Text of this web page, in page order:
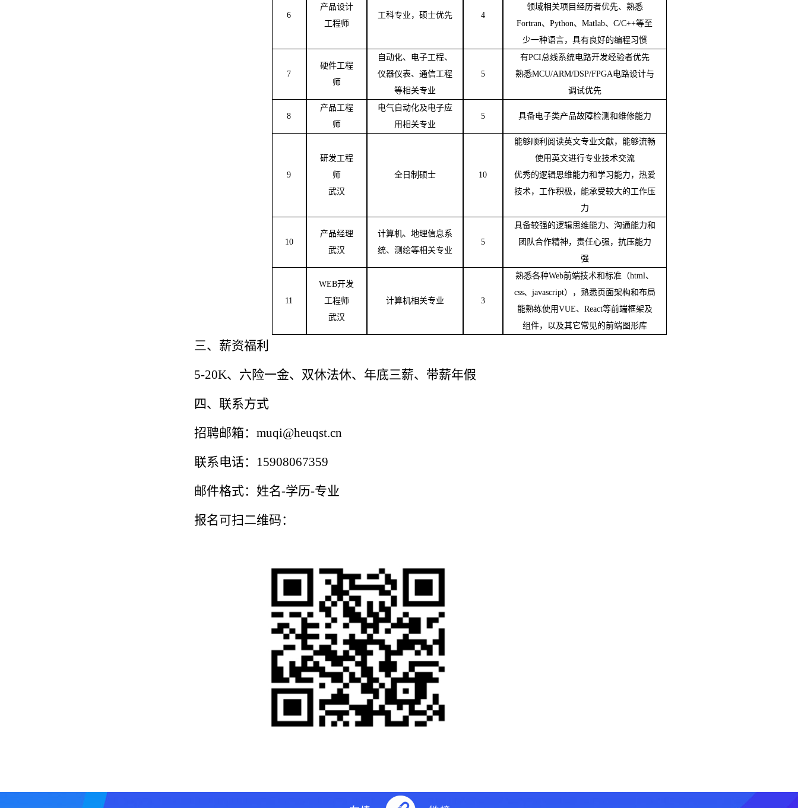
6
产品设计
工程师
工科专业，硕士优先 4
领域相关项目经历者优先、熟悉
Fortran、 Python、 Matlab、 C/C++等至
少一种语言，具有良好的编程习惯
7
硬件工程
师
自动化、电子工程、
仪器仪表、通信工程
等相关专业
5
有PCI总线系统电路开发经验者优先
熟悉MCU/ARM/DSP/FPGA电路设计与
调试优先
8
产品工程
师
电气自动化及电子应
用相关专业
5 具备电子类产品故障检测和维修能力
9
研发工程
师
武汉
全日制硕士 10
能够顺利阅读英文专业文献，能够流畅
使用英文进行专业技术交流
优秀的逻辑思维能力和学习能力，热爱
技术，工作积极，能承受较大的工作压
力
10
产品经理
武汉
计算机、地理信息系
统、测绘等相关专业
5
具备较强的逻辑思维能力、沟通能力和
团队合作精神，责任心强，抗压能力
强
11
WEB开发
工程师
武汉
计算机相关专业 3
熟悉各种Web前端技术和标准（html、
css、 javascript），熟悉页面架构和布局
能熟练使用VUE、 React等前端框架及
组件，以及其它常见的前端图形库
三、薪资福利
5-20K、六险一金、双休法休、年底三薪、带薪年假
四、联系方式
招聘邮箱：muqi@heuqst.cn
联系电话：15908067359
邮件格式：姓名-学历-专业
报名可扫二维码：